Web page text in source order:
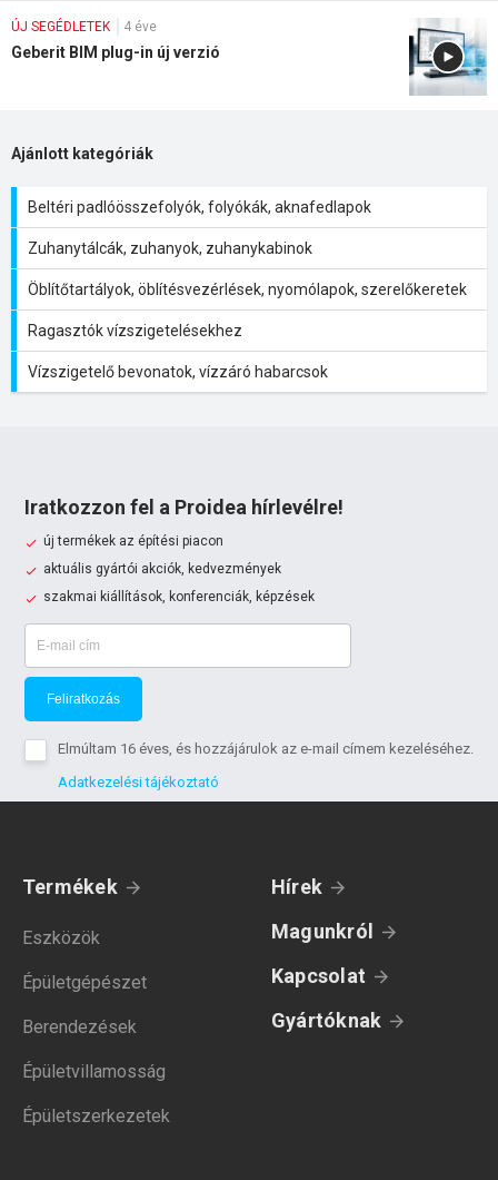
ÚJ SEGÉDLETEK 4 éve
Geberit BIM plug-in új verzió
Ajánlott kategóriák
Beltéri padlóösszefolyók, folyókák, aknafedlapok
Zuhanytálcák, zuhanyok, zuhanykabinok
Öblítőtartályok, öblítésvezérlések, nyomólapok, szerelőkeretek
Ragasztók vízszigetelésekhez
Vízszigetelő bevonatok, vízzáró habarcsok
Iratkozzon fel a Proidea hírlevélre!
új termékek az építési piacon
aktuális gyártói akciók, kedvezmények
szakmai kiállítások, konferenciák, képzések
Feliratkozás
Elmúltam 16 éves, és hozzájárulok az e-mail címem kezeléséhez.
Adatkezelési tájékoztató
Termékek
Eszközök
Épületgépészet
Berendezések
Épületvillamosság
Épületszerkezetek
Hírek
Magunkról
Kapcsolat
Gyártóknak